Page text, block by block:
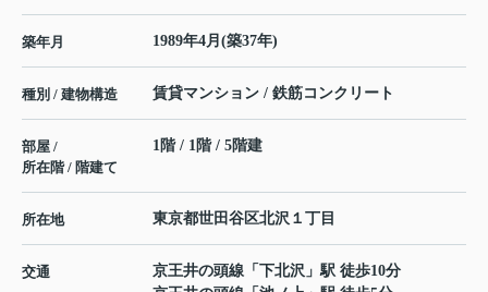
築年月 1989年4月(築37年)
種別 / 建物構造 賃貸マンション / 鉄筋コンクリート
部屋 /
所在階 / 階建て
1階 / 1階 / 5階建
所在地 東京都世田谷区北沢 １丁目
交通 京王井の頭線 「 下北沢 」駅 徒歩10分